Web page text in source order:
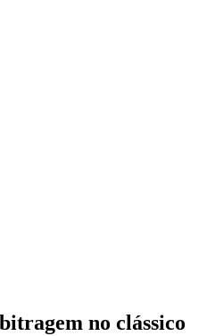
no clássico